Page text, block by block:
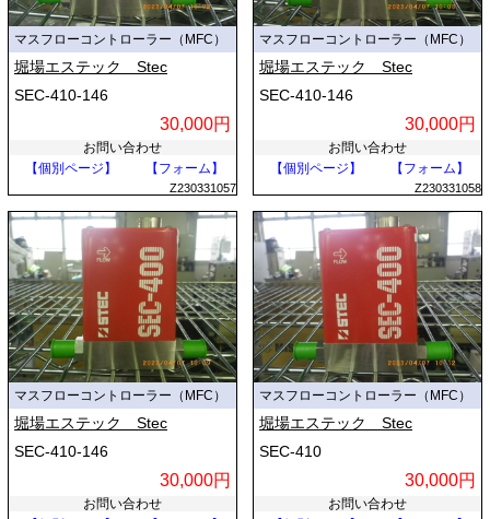
マスフローコントローラー（MFC）
堀場エステック Stec
SEC-410-146
30,000円
お問い合わせ
【個別ページ】
【フォーム】
Z230331057
マスフローコントローラー（MFC）
堀場エステック Stec
SEC-410-146
30,000円
お問い合わせ
【個別ページ】
【フォーム】
Z230331058
マスフローコントローラー（MFC）
堀場エステック Stec
SEC-410-146
30,000円
お問い合わせ
マスフローコントローラー（MFC）
堀場エステック Stec
SEC-410
30,000円
お問い合わせ